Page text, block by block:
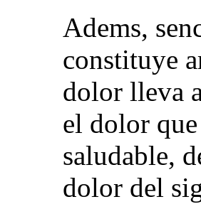
Adems,
constituye
dolor lleva
el dolor
saludable,
dolor del